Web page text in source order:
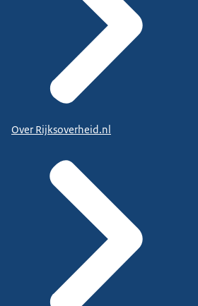
Over Rijksoverheid.nl